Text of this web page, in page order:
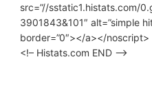
src=”//sstatic1.histats.com/
3901843&101″ alt=”simple
border=”0″></a></noscript>
<!– Histats.com END –>